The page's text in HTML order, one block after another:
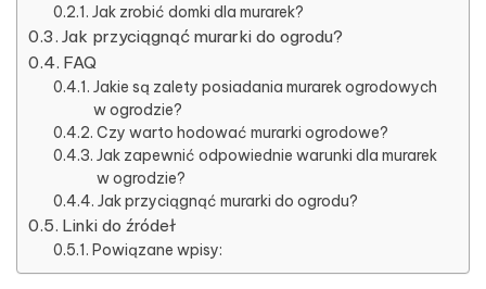
Jak zrobić domki dla murarek?
Jak przyciągnąć murarki do ogrodu?
FAQ
Jakie są zalety posiadania murarek ogrodowych
w ogrodzie?
Czy warto hodować murarki ogrodowe?
Jak zapewnić odpowiednie warunki dla murarek
w ogrodzie?
Jak przyciągnąć murarki do ogrodu?
Linki do źródeł
Powiązane wpisy: